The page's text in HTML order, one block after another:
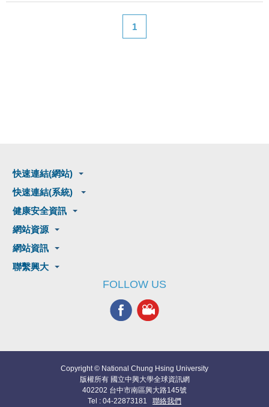
1
快速連結(網站)
快速連結(系統)
健康安全資訊
網站資源
網站資訊
聯繫興大
FOLLOW US
Copyright © National Chung Hsing University
版權所有 國立中興大學全球資訊網
402202 台中市南區興大路145號
Tel : 04-22873181 聯絡我們